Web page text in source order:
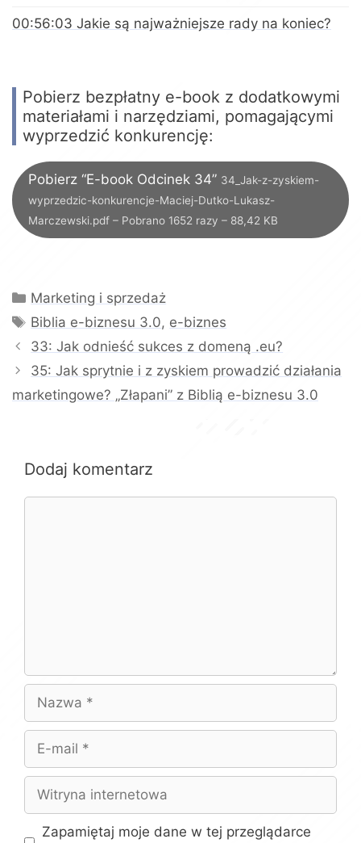
00:56:03 Jakie są najważniejsze rady na koniec?
Pobierz bezpłatny e-book z dodatkowymi
materiałami i narzędziami, pomagającymi
wyprzedzić konkurencję:
Pobierz “E-book Odcinek 34” 34_Jak-z-zyskiem-
wyprzedzic-konkurencje-Maciej-Dutko-Lukasz-
Marczewski.pdf – Pobrano 1652 razy – 88,42 KB
Kategorie
Marketing i sprzedaż
Tagi
Biblia e-biznesu 3.0, e-biznes
33: Jak odnieść sukces z domeną .eu?
35: Jak sprytnie i z zyskiem prowadzić działania
marketingowe? „Złapani” z Biblią e-biznesu 3.0
Dodaj komentarz
Nazwa
Witryna
internetowa
Zapamiętaj moje dane w tej przeglądarce